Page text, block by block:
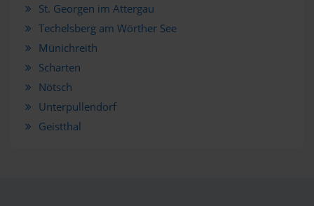
St. Georgen im Attergau
Techelsberg am Wörther See
Münichreith
Scharten
Nötsch
Unterpullendorf
Geistthal